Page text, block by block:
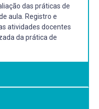
das práticas de
aula. Registro e
atividades docentes
da prática de